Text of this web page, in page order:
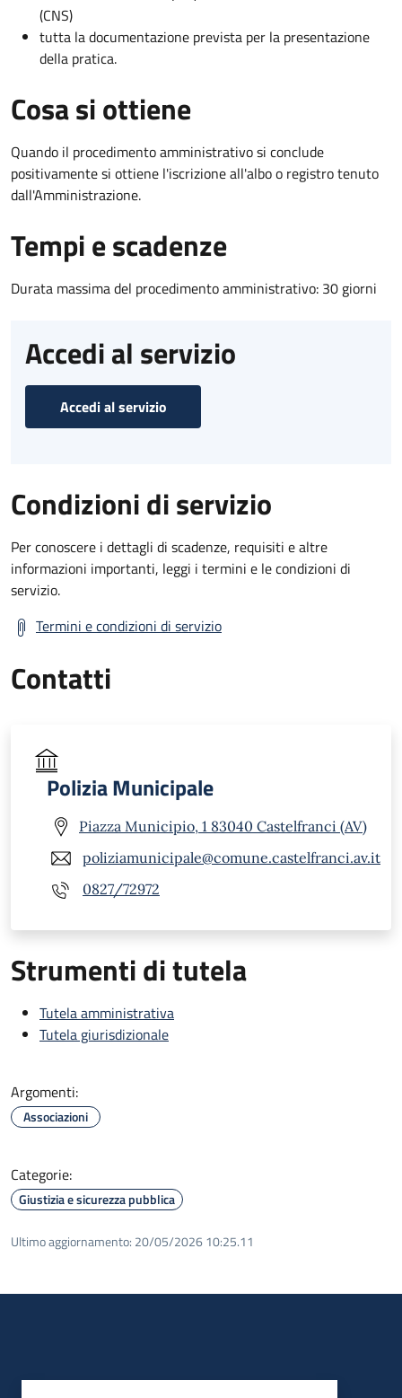
(CNS)
tutta la documentazione prevista per la presentazione
della pratica.
Cosa si ottiene
Quando il procedimento amministrativo si conclude
positivamente si ottiene l'iscrizione all'albo o registro tenuto
dall'Amministrazione.
Tempi e scadenze
Durata massima del procedimento amministrativo: 30 giorni
Accedi al servizio
Accedi al servizio
Condizioni di servizio
Per conoscere i dettagli di scadenze, requisiti e altre
informazioni importanti, leggi i termini e le condizioni di
servizio.
Termini e condizioni di servizio
Contatti
Polizia Municipale
Piazza Municipio, 1 83040 Castelfranci (AV)
poliziamunicipale@comune.castelfranci.av.it
0827/72972
Strumenti di tutela
Tutela amministrativa
Tutela giurisdizionale
Argomenti:
Associazioni
Categorie:
Giustizia e sicurezza pubblica
Ultimo aggiornamento: 20/05/2026 10:25.11